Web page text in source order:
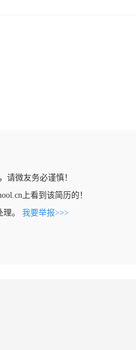
请微友务必谨慎！
上看到该简历的！
理。 我要举报>>>